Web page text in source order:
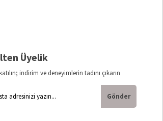
Üyelik
indirim ve deneyimlerin tadını çıkarın
Gönder